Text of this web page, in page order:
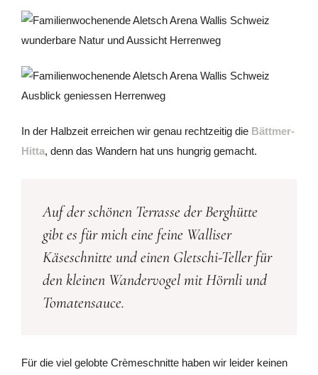
In der Halbzeit erreichen wir genau rechtzeitig die Bättmer-
Hitta, denn das Wandern hat uns hungrig gemacht.
Auf der schönen Terrasse der Berghütte
gibt es für mich eine feine Walliser
Käseschnitte und einen Gletschi-Teller für
den kleinen Wandervogel mit Hörnli und
Tomatensauce.
Für die viel gelobte Crèmeschnitte haben wir leider keinen